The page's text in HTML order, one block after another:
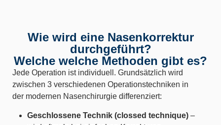
Wie wird eine Nasenkorrektur
durchgeführt?
Welche welche Methoden gibt es?
Jede Operation ist individuell. Grundsätzlich wird
zwischen 3 verschiedenen Operationstechniken in
der modernen Nasenchirurgie differenziert:
Geschlossene Technik (clossed technique) –